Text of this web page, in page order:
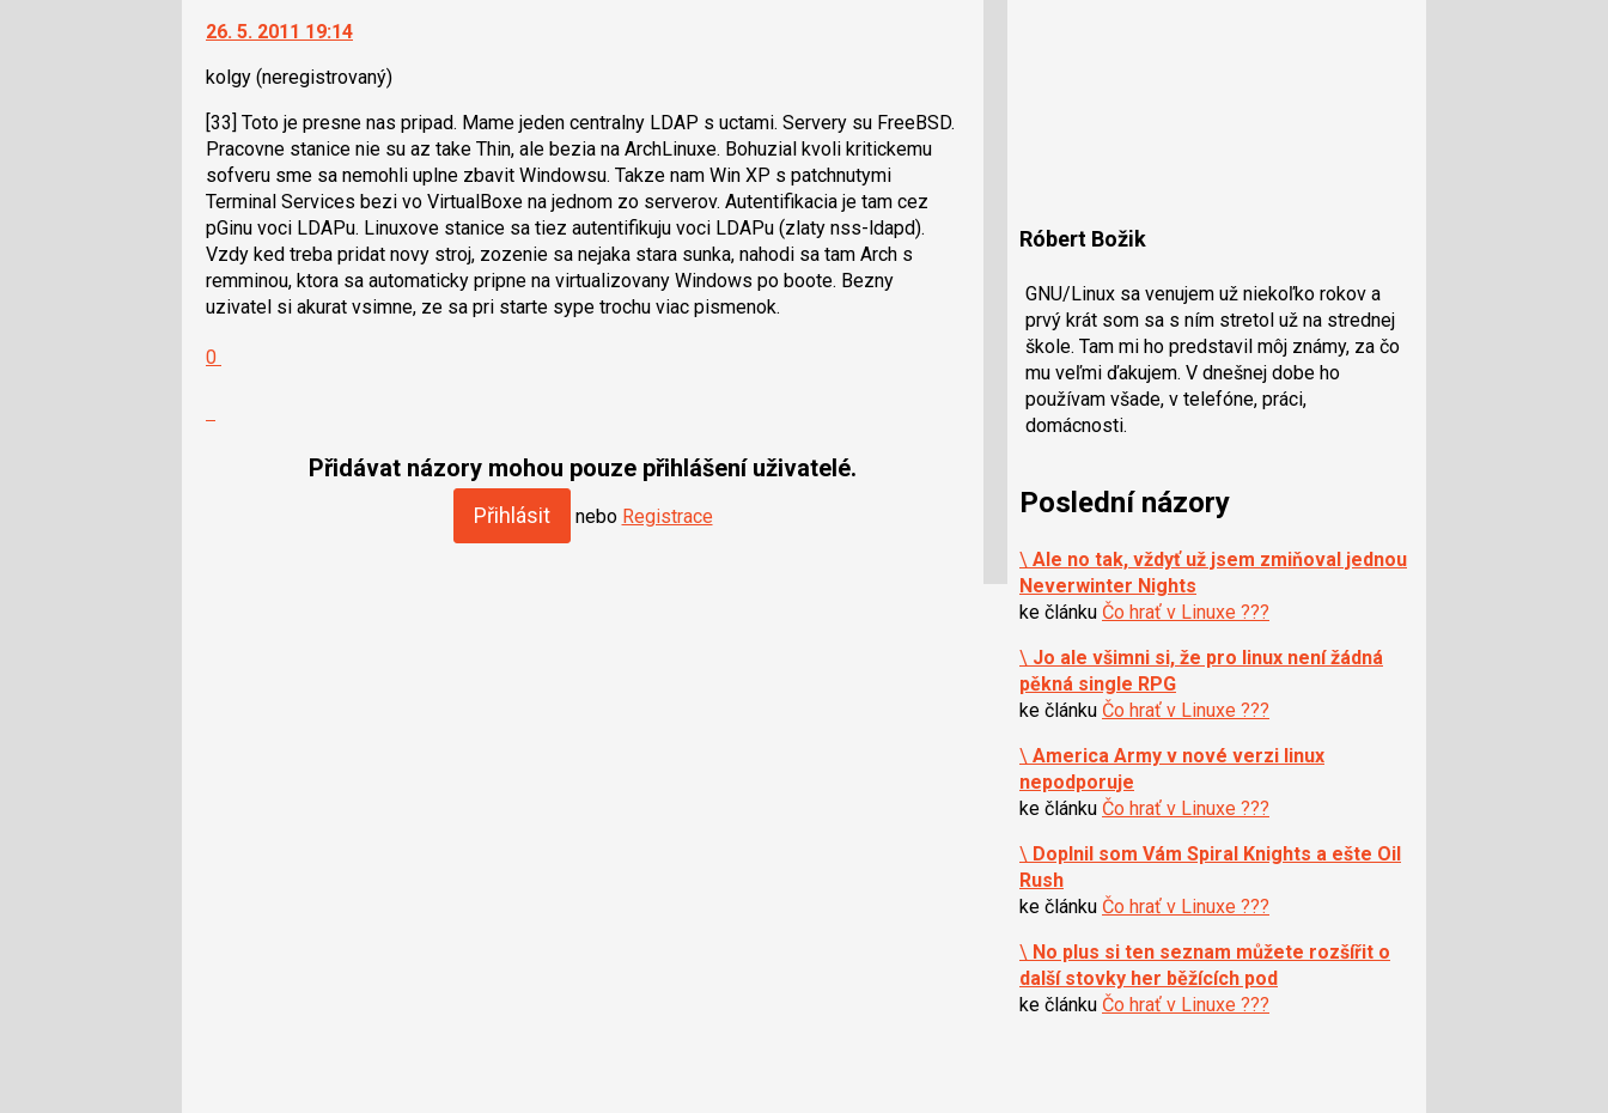
26. 5. 2011 19:14
kolgy (neregistrovaný)
[33] Toto je presne nas pripad. Mame jeden centralny LDAP s uctami. Servery su FreeBSD.
Pracovne stanice nie su az take Thin, ale bezia na ArchLinuxe. Bohuzial kvoli kritickemu
sofveru sme sa nemohli uplne zbavit Windowsu. Takze nam Win XP s patchnutymi
Terminal Services bezi vo VirtualBoxe na jednom zo serverov. Autentifikacia je tam cez
pGinu voci LDAPu. Linuxove stanice sa tiez autentifikuju voci LDAPu (zlaty nss-ldapd).
Vzdy ked treba pridat novy stroj, zozenie sa nejaka stara sunka, nahodi sa tam Arch s
remminou, ktora sa automaticky pripne na virtualizovany Windows po boote. Bezny
uzivatel si akurat vsimne, ze sa pri starte sype trochu viac pismenok.
0
Přidávat názory mohou pouze přihlášení uživatelé.
Přihlásit nebo Registrace
Róbert Božik
GNU/Linux sa venujem už niekoľko rokov a
prvý krát som sa s ním stretol už na strednej
škole. Tam mi ho predstavil môj známy, za čo
mu veľmi ďakujem. V dnešnej dobe ho
používam všade, v telefóne, práci,
domácnosti.
Poslední názory
\ Ale no tak, vždyť už jsem zmiňoval jednou
Neverwinter Nights
ke článku Čo hrať v Linuxe ???
\ Jo ale všimni si, že pro linux není žádná
pěkná single RPG
ke článku Čo hrať v Linuxe ???
\ America Army v nové verzi linux
nepodporuje
ke článku Čo hrať v Linuxe ???
\ Doplnil som Vám Spiral Knights a ešte Oil
Rush
ke článku Čo hrať v Linuxe ???
\ No plus si ten seznam můžete rozšířit o
další stovky her běžících pod
ke článku Čo hrať v Linuxe ???